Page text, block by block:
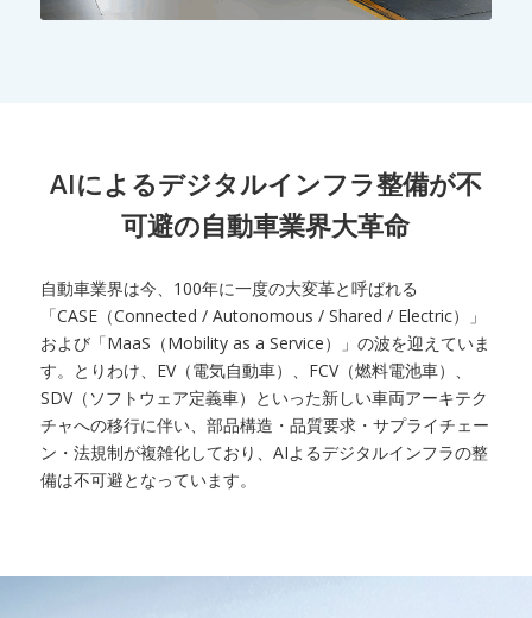
AIによるデジタルインフラ整備が不
可避の自動車業界大革命
自動車業界は今、100年に一度の大変革と呼ばれる
「CASE（Connected / Autonomous / Shared / Electric）」
および「MaaS（Mobility as a Service）」の波を迎えていま
す。とりわけ、EV（電気自動車）、FCV（燃料電池車）、
SDV（ソフトウェア定義車）といった新しい車両アーキテク
チャへの移行に伴い、部品構造・品質要求・サプライチェー
ン・法規制が複雑化しており、AIよるデジタルインフラの整
備は不可避となっています。